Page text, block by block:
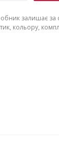
залишає за
кольору,